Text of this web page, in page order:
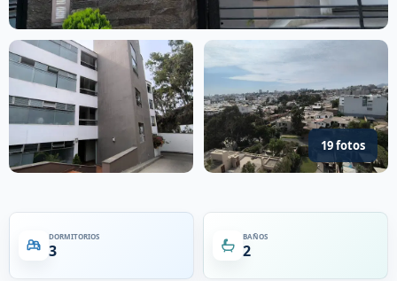
19 fotos
DORMITORIOS
3
BAÑOS
2